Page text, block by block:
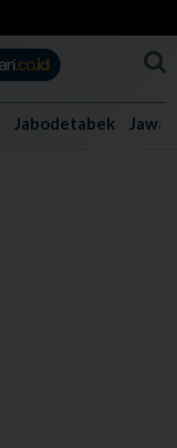
Jabodetabek Jawa